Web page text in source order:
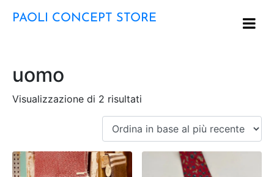
PAOLI CONCEPT STORE
uomo
Visualizzazione di 2 risultati